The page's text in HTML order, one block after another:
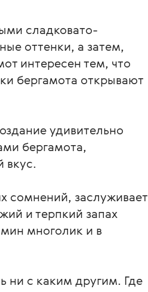
сладковато-
оттенки, а затем,
интересен тем, что
бергамота открывают
удивительно
бергамота,
вкус.
сомнений, заслуживает
и терпкий запах
многолик и в
ни с каким другим. Где